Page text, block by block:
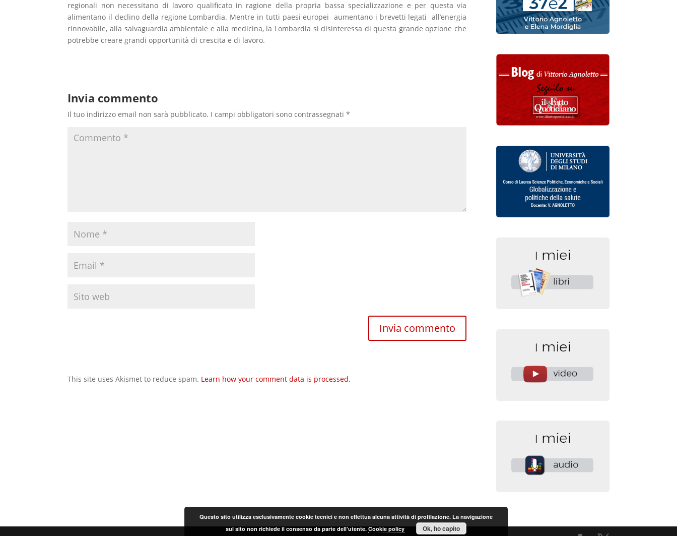
regionali non necessitano di lavoro qualificato in ragione della propria bassa specializzazione e per questa via
alimentano il declino della regione Lombardia. Mentre in tutti paesi europei aumentano i brevetti legati all’energia
rinnovabile, alla salvaguardia ambientale e alla medicina, la Lombardia si disinteressa di questa grande opzione che
potrebbe creare grandi opportunità di crescita e di lavoro.
Invia commento
Il tuo indirizzo email non sarà pubblicato. I campi obbligatori sono contrassegnati*
This site uses Akismet to reduce spam. Learn how your comment data is processed.
Questo sito utilizza esclusivamente cookie tecnici e non effettua alcuna attività di profilazione. La navigazione
sul sito non richiede il consenso da parte dell’utente.Cookie policy Ok, ho capito